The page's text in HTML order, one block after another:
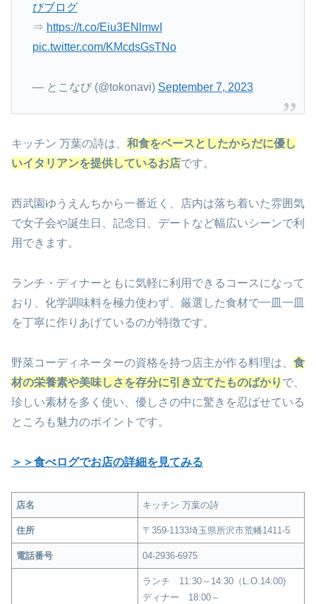
びブログ
⇒ https://t.co/Eiu3ENlmwI
pic.twitter.com/KMcdsGsTNo
— とこなび (@tokonavi) September 7, 2023
キッチン 万葉の詩は、 和食をベースとしたからだに優し
いイタリアンを提供しているお店です。
西武園ゆうえんちから一番近く、店内は落ち着いた雰囲気
で女子会や誕生日、記念日、デートなど幅広いシーンで利
用できます。
ランチ・ディナーともに気軽に利用できるコースになって
おり、化学調味料を極力使わず、厳選した食材で一皿一皿
を丁寧に作りあげているのが特徴です。
野菜コーディネーターの資格を持つ店主が作る料理は、 食
材の栄養素や美味しさを存分に引き立てたものばかり で、
珍しい素材を多く使い、優しさの中に驚きを忍ばせている
ところも魅力のポイント です。
＞＞食べログでお店の詳細を見てみる
店名 キッチン 万葉の詩
住所 〒359-1133埼玉県所沢市荒幡1411-5
電話番号 04-2936-6975
ランチ 11:30～14:30（L.O.14:00)
ディナー 18:00～